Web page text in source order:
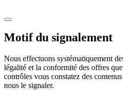
Motif du signalement
Nous effectuons systématiquement
légalité et la conformité des offres
contrôles vous constatez des
nous le signaler.